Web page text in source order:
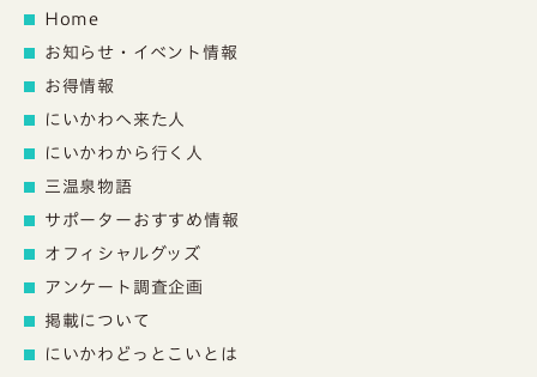
Home
お知らせ・イベント情報
お得情報
にいかわへ来た人
にいかわから行く人
三温泉物語
サポーターおすすめ情報
オフィシャルグッズ
アンケート調査企画
掲載について
にいかわどっとこいとは